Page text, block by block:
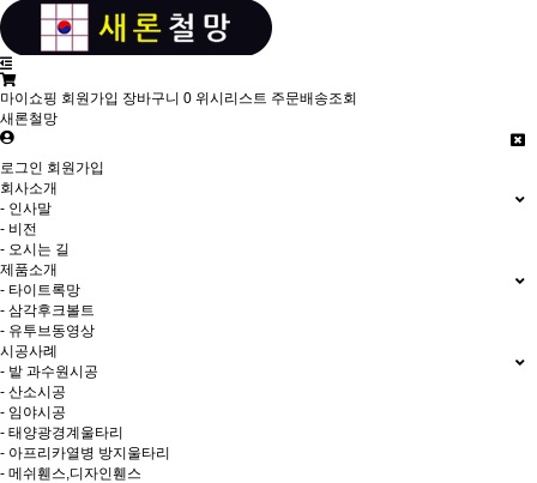
마이쇼핑 회원가입 장바구니 0 위시리스트 주문배송조회
새론철망
로그인 회원가입
회사소개
- 인사말
- 비전
- 오시는 길
제품소개
- 타이트록망
- 삼각후크볼트
- 유투브동영상
시공사례
- 밭 과수원시공
- 산소시공
- 임야시공
- 태양광경계울타리
- 아프리카열병 방지울타리
- 메쉬휀스,디자인휀스